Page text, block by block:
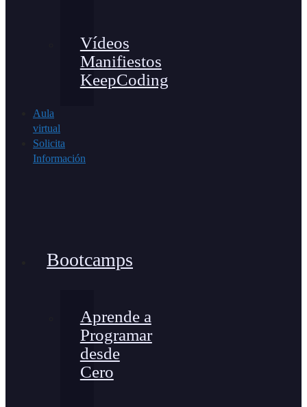
Vídeos
Manifiestos
KeepCoding
Aula
virtual
Solicita
Información
Bootcamps
Aprende a
Programar
desde
Cero